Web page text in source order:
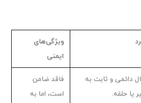
ویژگی‌های
ایمنی
دائمی و ثابت به
یا حلقه.
فاقد ضامن
است، اما به